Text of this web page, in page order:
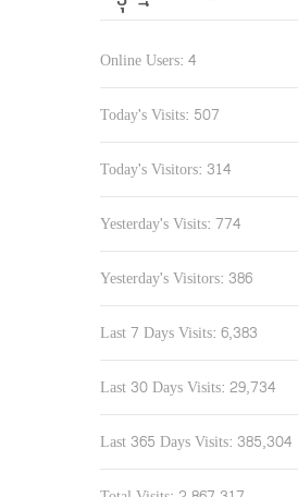
Online Users: 4
Today's Visits: 507
Today's Visitors: 314
Yesterday's Visits: 774
Yesterday's Visitors: 386
Last 7 Days Visits: 6,383
Last 30 Days Visits: 29,734
Last 365 Days Visits: 385,304